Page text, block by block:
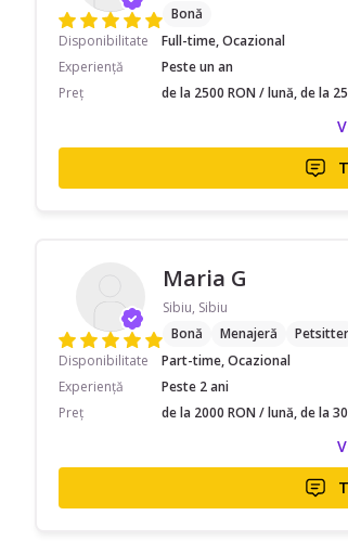
Bonă
Disponibilitate
Full-time, Ocazional
Experiență
Peste un an
Preț
de la 2500 RON / lună, de la
Maria G
Sibiu, Sibiu
Bonă
Menajeră
Petsitter
Disponibilitate
Part-time, Ocazional
Experiență
Peste 2 ani
Preț
de la 2000 RON / lună, de la